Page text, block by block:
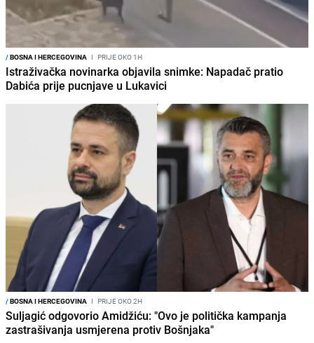
/BOSNA I HERCEGOVINA I PRIJE OKO 1H
Istraživačka novinarka objavila snimke: Napadač pratio
Dabića prije pucnjave u Lukavici
/BOSNA I HERCEGOVINA I PRIJE OKO 2H
Suljagić odgovorio Amidžiću: "Ovo je politička kampanja
zastrašivanja usmjerena protiv Bošnjaka"